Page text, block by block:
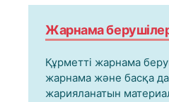
Жарнама
Құрметті жарнама
жарнама және басқа
жарияланатын